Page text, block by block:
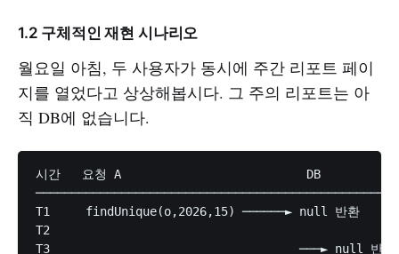
1.2 구체적인 재현 시나리오
월요일 아침, 두 사용자가 동시에 주간 리포트 페이
지를 열었다고 상상해봅시다. 그 주의 리포트는 아
직 DB에 없습니다.
시간   요청 A                          DB
T1     findUnique(o,2026,15) ──────► null 반환
T2
T3                                   ───► null 반환